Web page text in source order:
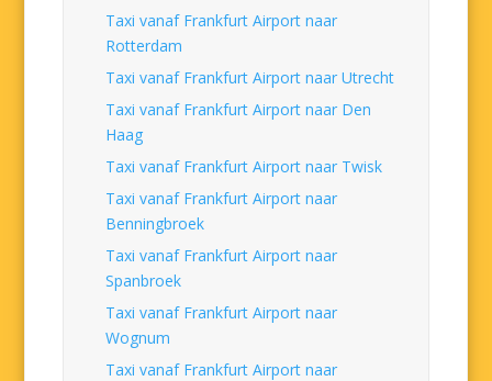
Taxi vanaf Frankfurt Airport naar
Rotterdam
Taxi vanaf Frankfurt Airport naar Utrecht
Taxi vanaf Frankfurt Airport naar Den
Haag
Taxi vanaf Frankfurt Airport naar Twisk
Taxi vanaf Frankfurt Airport naar
Benningbroek
Taxi vanaf Frankfurt Airport naar
Spanbroek
Taxi vanaf Frankfurt Airport naar
Wognum
Taxi vanaf Frankfurt Airport naar